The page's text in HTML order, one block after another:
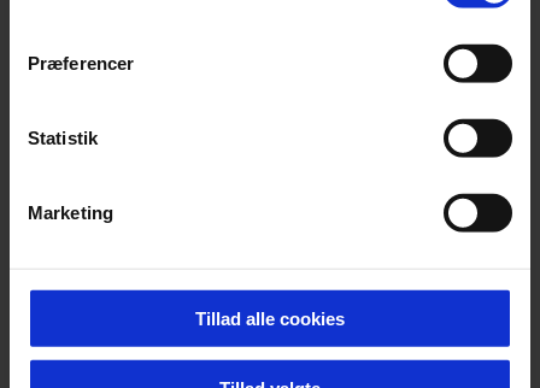
Præferencer
Statistik
Marketing
Tillad alle cookies